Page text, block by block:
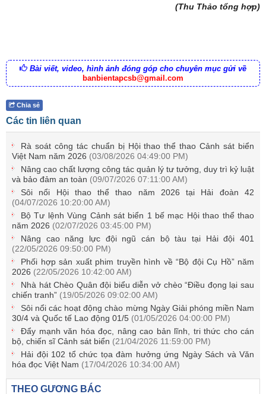
(Thu Thảo tổng hợp)
Bài viết, video, hình ảnh đóng góp cho chuyên mục gửi về
banbientapcsb@gmail.com
Chia sẻ
Các tin liên quan
Rà soát công tác chuẩn bị Hội thao thể thao Cảnh sát biển
Việt Nam năm 2026 (03/08/2026 04:49:00 PM)
Nâng cao chất lượng công tác quản lý tư tưởng, duy trì kỷ luật
và bảo đảm an toàn (09/07/2026 07:11:00 AM)
Sôi nổi Hội thao thể thao năm 2026 tại Hải đoàn 42
(04/07/2026 10:20:00 AM)
Bộ Tư lệnh Vùng Cảnh sát biển 1 bế mạc Hội thao thể thao
năm 2026 (02/07/2026 03:45:00 PM)
Nâng cao năng lực đội ngũ cán bộ tàu tại Hải đội 401
(22/05/2026 09:50:00 PM)
Phối hợp sản xuất phim truyền hình về “Bộ đội Cụ Hồ” năm
2026 (22/05/2026 10:42:00 AM)
Nhà hát Chèo Quân đội biểu diễn vở chèo “Điều đọng lại sau
chiến tranh” (19/05/2026 09:02:00 AM)
Sôi nổi các hoạt động chào mừng Ngày Giải phóng miền Nam
30/4 và Quốc tế Lao động 01/5 (01/05/2026 04:00:00 PM)
Đẩy mạnh văn hóa đọc, nâng cao bản lĩnh, tri thức cho cán
bộ, chiến sĩ Cảnh sát biển (21/04/2026 11:59:00 PM)
Hải đội 102 tổ chức tọa đàm hưởng ứng Ngày Sách và Văn
hóa đọc Việt Nam (17/04/2026 10:34:00 AM)
THEO GƯƠNG BÁC